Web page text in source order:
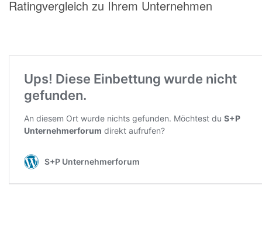
Ratingvergleich zu Ihrem Unternehmen